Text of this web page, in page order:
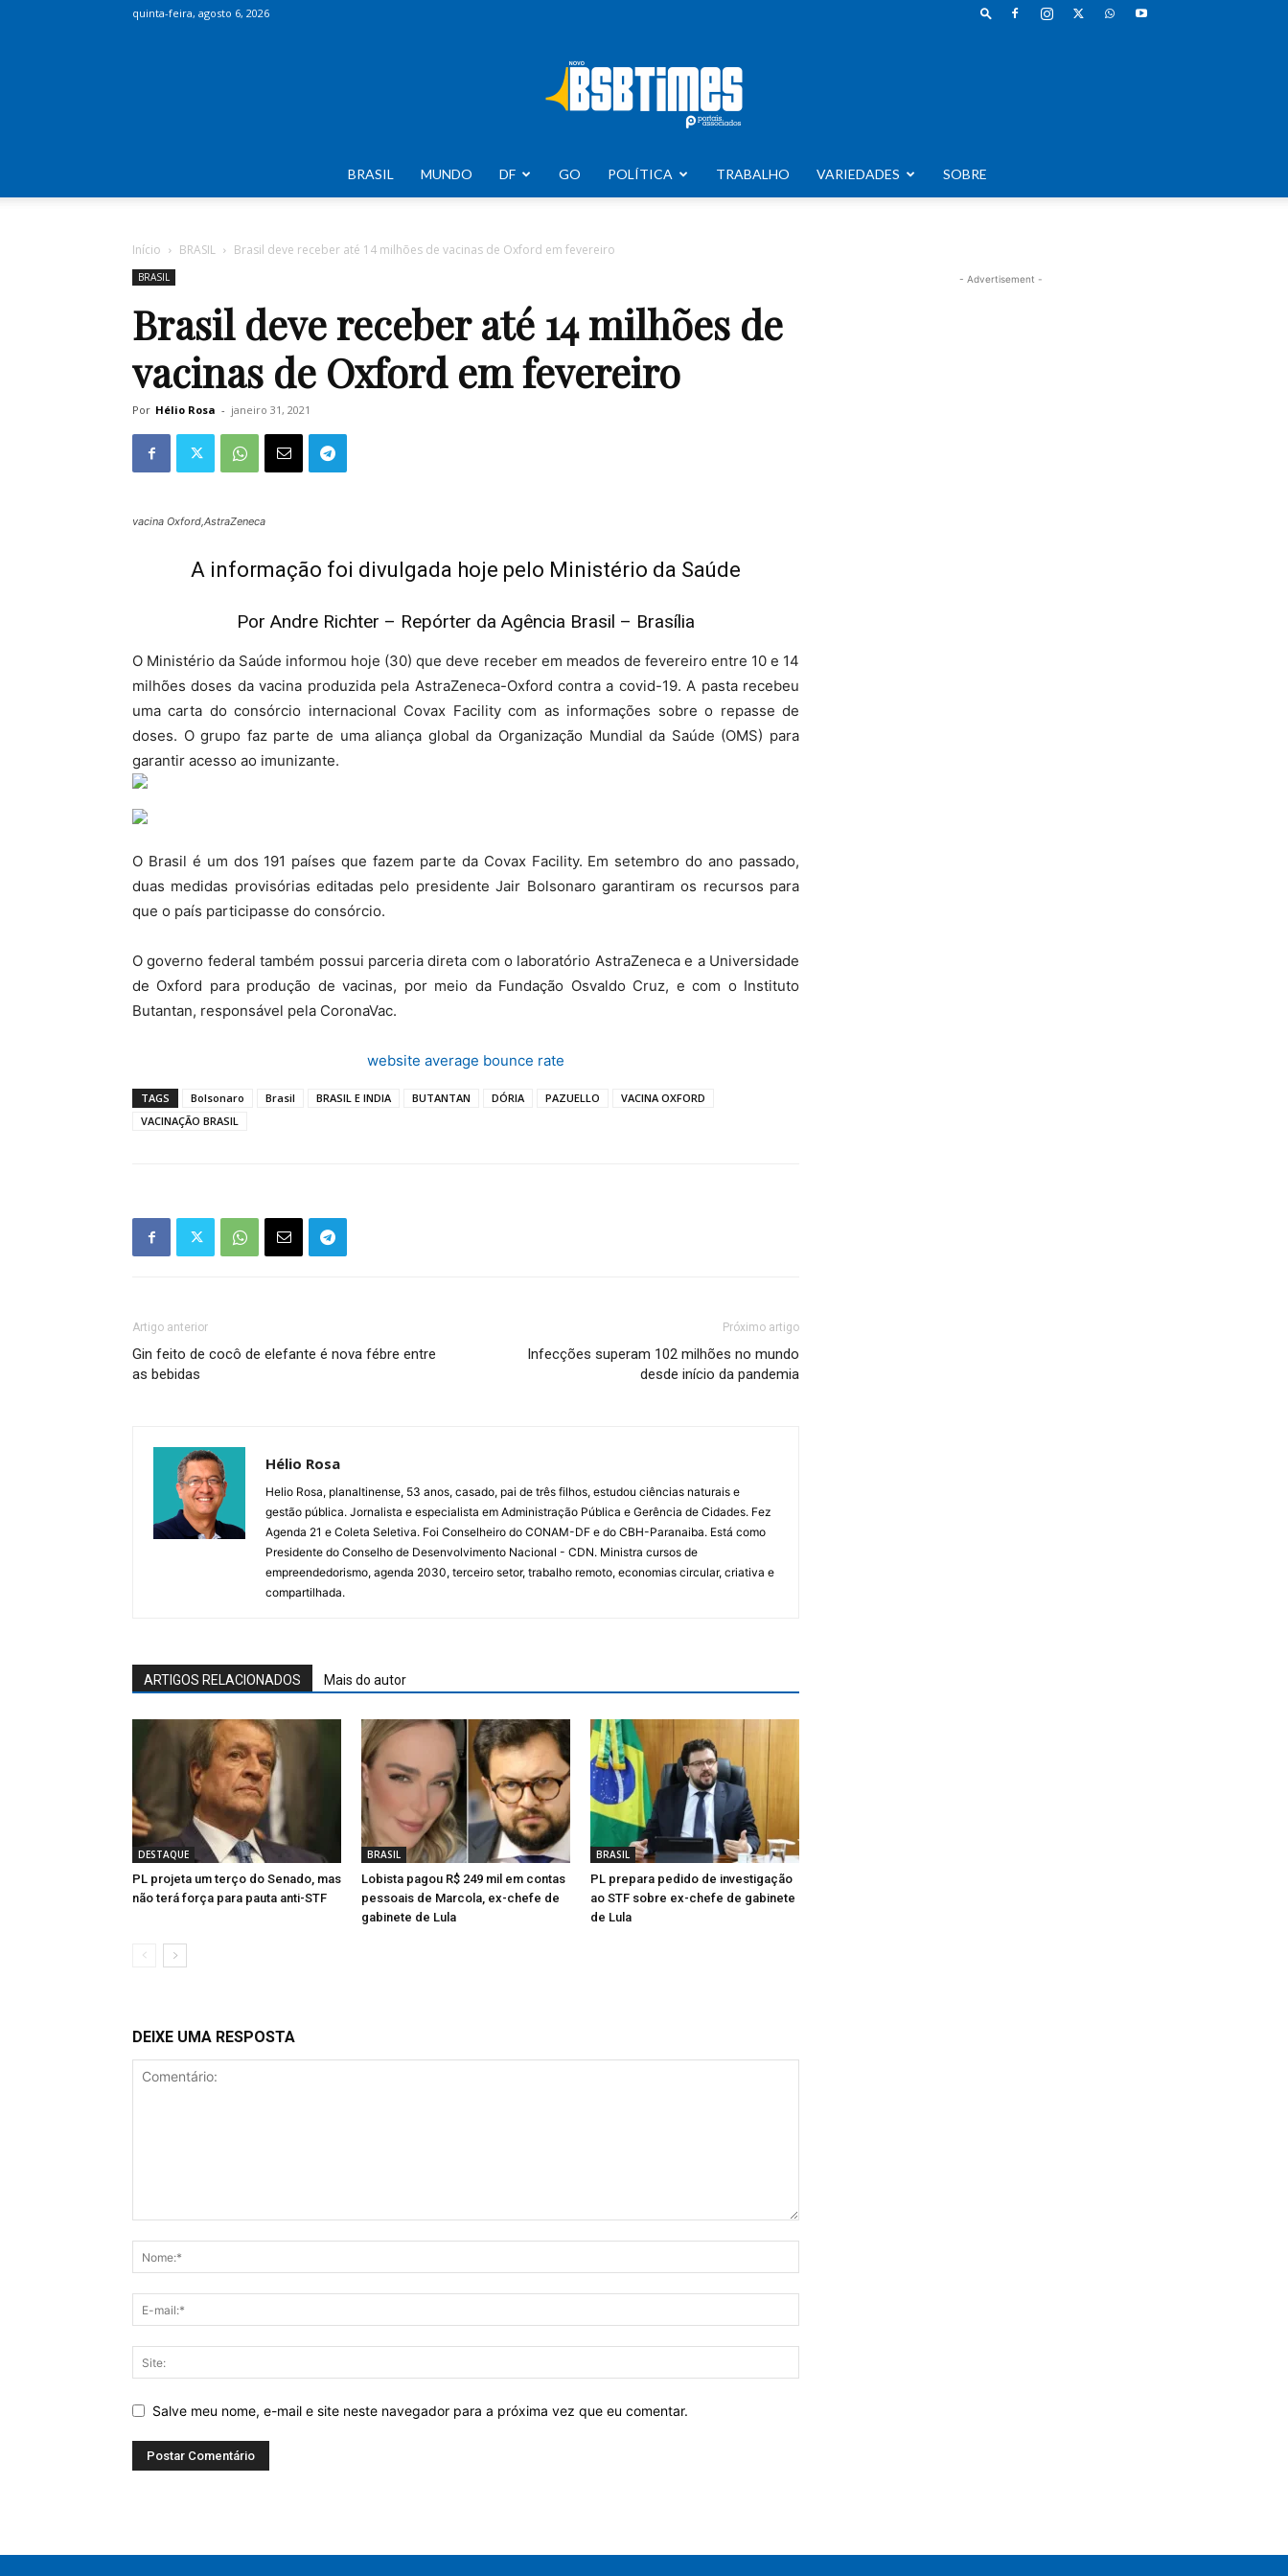
quinta-feira, agosto 6, 2026
Times
BRASIL MUNDO DF GO POLÍTICA TRABALHO VARIEDADES SOBRE
Início BRASIL Brasil deve receber até 14 milhões de vacinas de Oxford em fevereiro
BRASIL
Brasil deve receber até 14 milhões de
vacinas de Oxford em fevereiro
Por Hélio Rosa - janeiro 31, 2021
vacina Oxford,AstraZeneca
A informação foi divulgada hoje pelo Ministério da Saúde
Por Andre Richter – Repórter da Agência Brasil – Brasília
O Ministério da Saúde informou hoje (30) que deve receber em meados de fevereiro entre 10 e 14
milhões doses da vacina produzida pela AstraZeneca-Oxford contra a covid-19. A pasta recebeu
uma carta do consórcio internacional Covax Facility com as informações sobre o repasse de
doses. O grupo faz parte de uma aliança global da Organização Mundial da Saúde (OMS) para
garantir acesso ao imunizante.
O Brasil é um dos 191 países que fazem parte da Covax Facility. Em setembro do ano passado,
duas medidas provisórias editadas pelo presidente Jair Bolsonaro garantiram os recursos para
que o país participasse do consórcio.
O governo federal também possui parceria direta com o laboratório AstraZeneca e a Universidade
de Oxford para produção de vacinas, por meio da Fundação Osvaldo Cruz, e com o Instituto
Butantan, responsável pela CoronaVac.
website average bounce rate
TAGS Bolsonaro Brasil BRASIL E INDIA BUTANTAN DÓRIA PAZUELLO
VACINA OXFORD
VACINAÇÃO BRASIL
Artigo anterior
Gin feito de cocô de elefante é nova fébre entre
as bebidas
Próximo artigo
Infecções superam 102 milhões no mundo
desde início da pandemia
Hélio Rosa
Helio Rosa, planaltinense, 53 anos, casado, pai de três filhos, estudou ciências naturais e
gestão pública. Jornalista e especialista em Administração Pública e Gerência de Cidades. Fez
Agenda 21 e Coleta Seletiva. Foi Conselheiro do CONAM-DF e do CBH-Paranaiba. Está como
Presidente do Conselho de Desenvolvimento Nacional - CDN. Ministra cursos de
empreendedorismo, agenda 2030, terceiro setor, trabalho remoto, economias circular, criativa e
compartilhada.
ARTIGOS RELACIONADOS Mais do autor
DESTAQUE
PL projeta um terço do Senado, mas
não terá força para pauta anti-STF
BRASIL
Lobista pagou R$ 249 mil em contas
pessoais de Marcola, ex-chefe de
gabinete de Lula
BRASIL
PL prepara pedido de investigação
ao STF sobre ex-chefe de gabinete
de Lula
DEIXE UMA RESPOSTA
Salve meu nome, e-mail e site neste navegador para a próxima vez que eu comentar.
- Advertisement -